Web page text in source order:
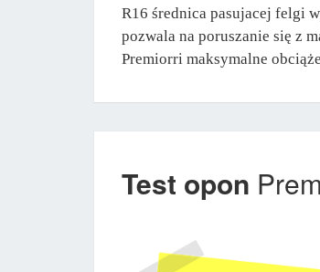
R16 średnica pasujacej felgi
pozwala na poruszanie się z
Premiorri maksymalne
Test opon